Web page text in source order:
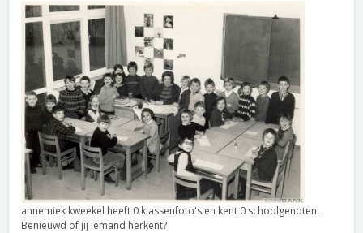
annemiek kweekel heeft 0 klassenfoto's en kent 0 schoolgenoten.
Benieuwd of jij iemand herkent?